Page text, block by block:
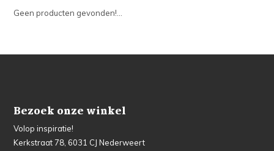
Geen producten gevonden!...
Bezoek onze winkel
Volop inspiratie!
Kerkstraat 78, 6031 CJ Nederweert